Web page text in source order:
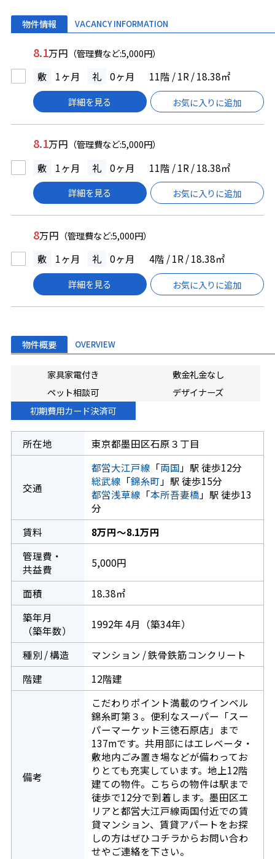
物件情報 VACANCY INFORMATION
8.1万円 （管理費など:5,000円）
敷 1ヶ月 礼 0ヶ月 11階 / 1R / 18.38㎡
詳細を見る お気に入りに追加
8.1万円 （管理費など:5,000円）
敷 1ヶ月 礼 0ヶ月 11階 / 1R / 18.38㎡
詳細を見る お気に入りに追加
8万円 （管理費など:5,000円）
敷 1ヶ月 礼 0ヶ月 4階 / 1R / 18.38㎡
詳細を見る お気に入りに追加
物件概要 OVERVIEW
家具家電付き
敷金礼金なし
ペット相談可
デザイナーズ
初期費用カード決済可
所在地 東京都墨田区石原３丁目
交通
都営大江戸線 「両国 」駅 徒歩12分
総武線 「錦糸町 」駅 徒歩15分
都営浅草線 「本所吾妻橋 」駅 徒歩13
分
賃料
8万円～8.1万円
管理費・
共益費
5,000円
面積
18.38㎡
築年月
（築年数）
1992年 4月（築34年）
種別 / 構造
マンション / 鉄骨鉄筋コンクリート
階建
12階建
備考
こだわりポイント満載のウインベル
錦糸町第３。便利なスーパー「スー
パーマーケット三徳石原店」まで
137mです。共用部にはエレベータ・
敷地内ごみ置き場などが備わってお
りとても充実しています。地上12階
建ての物件。こちらの物件は駅まで
徒歩で12分で到着します。墨田区エ
リアと都営大江戸線両国付近での賃
貸マンション、賃貸アパートをお探
しの方はぜひコチラからお問い合わ
せやご連絡を下さい。